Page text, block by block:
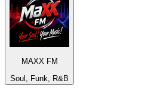
MAXX FM
Soul, Funk, R&B